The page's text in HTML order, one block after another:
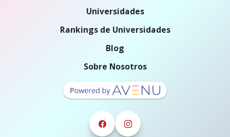
Universidades
Rankings de Universidades
Blog
Sobre Nosotros